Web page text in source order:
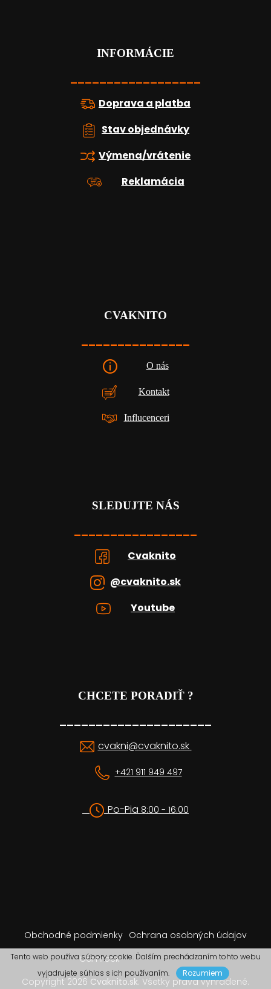
Tento web používa súbory cookie. Ďalším prechádzaním tohto webu
vyjadrujete súhlas s ich používaním.
Rozumiem
INFORMÁCIE
__________________
Doprava a platba
Stav objednávky
Výmena/vrátenie
Reklamácia
CVAKNITO
_______________
O nás
Kontakt
Influcenceri
SLEDUJTE NÁS
_________________
Cvaknito
@cvaknito.sk
Youtube
CHCETE PORADIŤ ?
_____________________
cvakni@cvaknito.sk
+421 911 949 497
Po-Pia 8:00 - 16:00
Obchodné podmienky Ochrana osobných údajov
Camrock
Copyright 2026 Cvaknito.sk. Všetky práva vyhradené.